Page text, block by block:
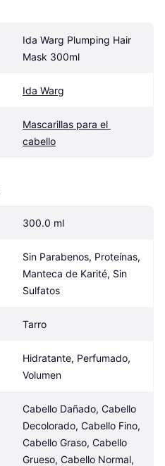
Ida Warg Plumping Hair
Mask 300ml
Ida Warg
Mascarillas para el
cabello
300.0 ml
Sin Parabenos, Proteínas,
Manteca de Karité, Sin
Sulfatos
Tarro
Hidratante, Perfumado,
Volumen
Cabello Dañado, Cabello
Decolorado, Cabello Fino,
Cabello Graso, Cabello
Grueso, Cabello Normal,